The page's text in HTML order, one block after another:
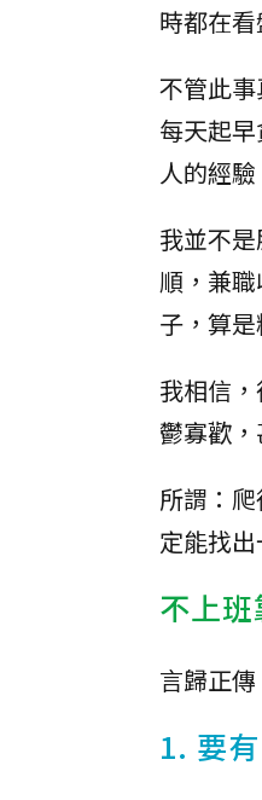
時都在
不管此
每天起
人的經
我並不
順，兼
子，算
我相信
鬱寡歡
所謂：
定能找出
不上
言歸正
1. 要